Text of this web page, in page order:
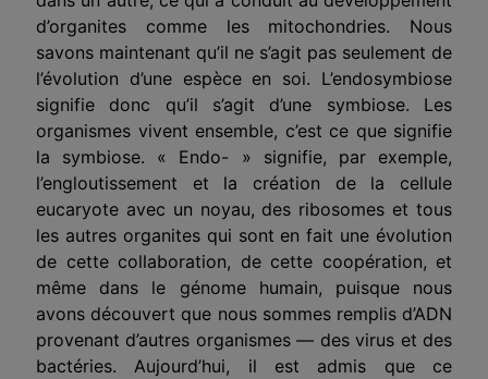
d’organites comme les mitochondries. Nous
savons maintenant qu’il ne s’agit pas seulement de
l’évolution d’une espèce en soi. L’endosymbiose
signifie donc qu’il s’agit d’une symbiose. Les
organismes vivent ensemble, c’est ce que signifie
la symbiose. « Endo- » signifie, par exemple,
l’engloutissement et la création de la cellule
eucaryote avec un noyau, des ribosomes et tous
les autres organites qui sont en fait une évolution
de cette collaboration, de cette coopération, et
même dans le génome humain, puisque nous
avons découvert que nous sommes remplis d’ADN
provenant d’autres organismes — des virus et des
bactéries. Aujourd’hui, il est admis que ce